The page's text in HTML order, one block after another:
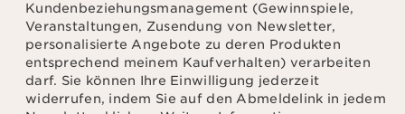
Kundenbeziehungsmanagement (Gewinnspiele,
Veranstaltungen, Zusendung von Newsletter,
personalisierte Angebote zu deren Produkten
entsprechend meinem Kaufverhalten) verarbeiten
darf. Sie können Ihre Einwilligung jederzeit
widerrufen, indem Sie auf den Abmeldelink in jedem